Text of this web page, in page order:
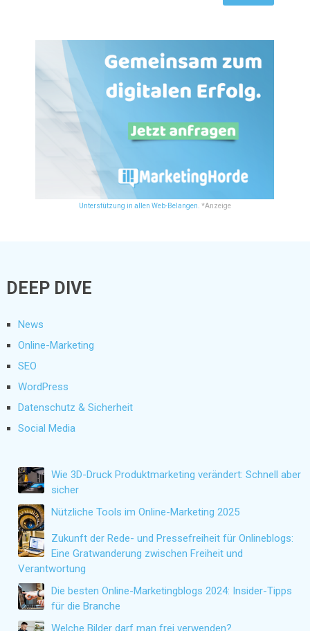
Unterstützung in allen Web-Belangen. *Anzeige
DEEP DIVE
News
Online-Marketing
SEO
WordPress
Datenschutz & Sicherheit
Social Media
Wie 3D-Druck Produktmarketing verändert: Schnell aber
sicher
Nützliche Tools im Online-Marketing 2025
Zukunft der Rede- und Pressefreiheit für Onlineblogs:
Eine Gratwanderung zwischen Freiheit und
Verantwortung
Die besten Online-Marketingblogs 2024: Insider-Tipps
für die Branche
Welche Bilder darf man frei verwenden?